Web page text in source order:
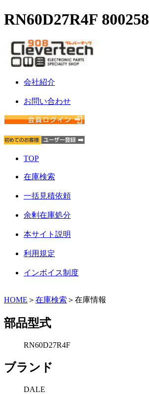
RN60D27R4F 800258
会社紹介
お問い合わせ
TOP
在庫検索
一括見積依頼
余剰在庫処分
本サイト説明
利用規定
インボイス制度
HOME ＞ 在庫検索 ＞在庫情報
部品型式
RN60D27R4F
ブランド
DALE